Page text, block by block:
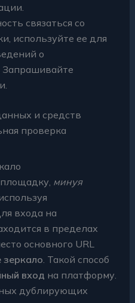
связаться со
используйте ее для
о
Запрашивайте
и средств
проверка
минуя
входа на
в пределах
основного URL
зеркало . Такой способ
вход на платформу.
дублирующих